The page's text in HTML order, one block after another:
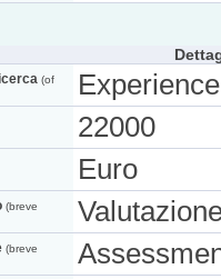
(of
22000
Euro
(breve
(breve